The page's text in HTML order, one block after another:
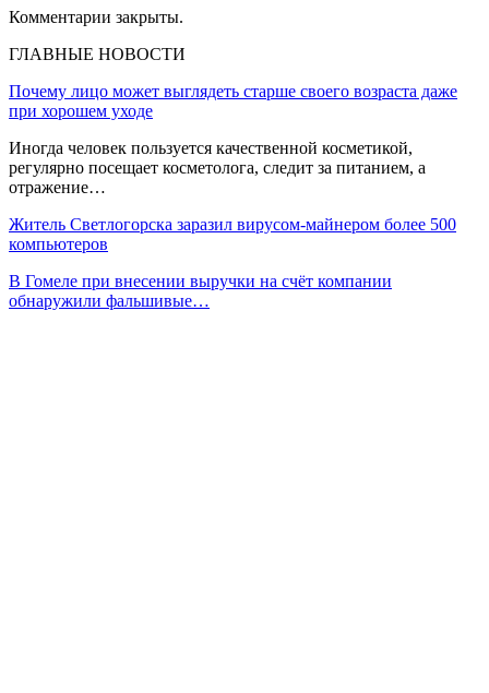
Комментарии закрыты.
ГЛАВНЫЕ НОВОСТИ
Почему лицо может выглядеть старше своего возраста даже
при хорошем уходе
Иногда человек пользуется качественной косметикой,
регулярно посещает косметолога, следит за питанием, а
отражение…
Житель Светлогорска заразил вирусом-майнером более 500
компьютеров
В Гомеле при внесении выручки на счёт компании
обнаружили фальшивые…